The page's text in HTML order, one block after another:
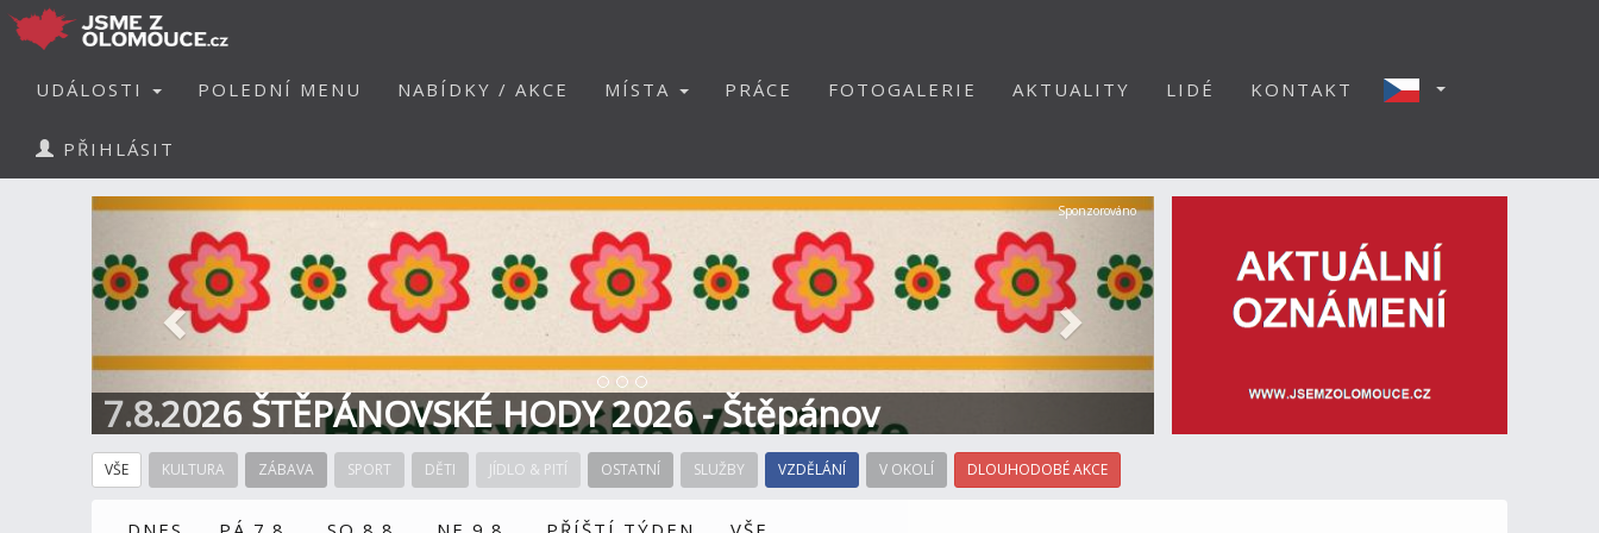
UDÁLOSTI POLEDNÍ MENU NABÍDKY / AKCE MÍSTA PRÁCE FOTOGALERIE AKTUALITY LIDÉ KONTAKT
PŘIHLÁSIT
7.8.2026 ŠTĚPÁNOVSKÉ HODY 2026 - Štěpánov
Předchozí Další
Sponzorováno
VŠE KULTURA ZÁBAVA SPORT DĚTI JÍDLO & PITÍ OSTATNÍ SLUŽBY VZDĚLÁNÍ V OKOLÍ DLOUHODOBÉ AKCE